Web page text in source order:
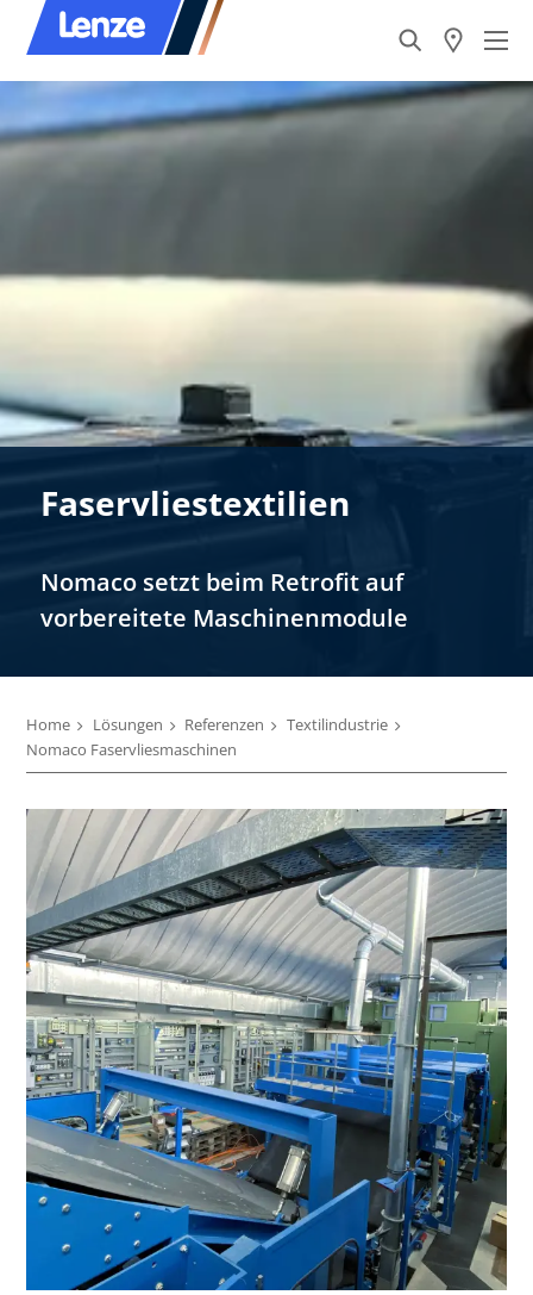
Faservliestextilien
Nomaco setzt beim Retrofit auf
vorbereitete Maschinenmodule
Home Lösungen Referenzen
Textilindustrie
Nomaco Faservliesmaschinen